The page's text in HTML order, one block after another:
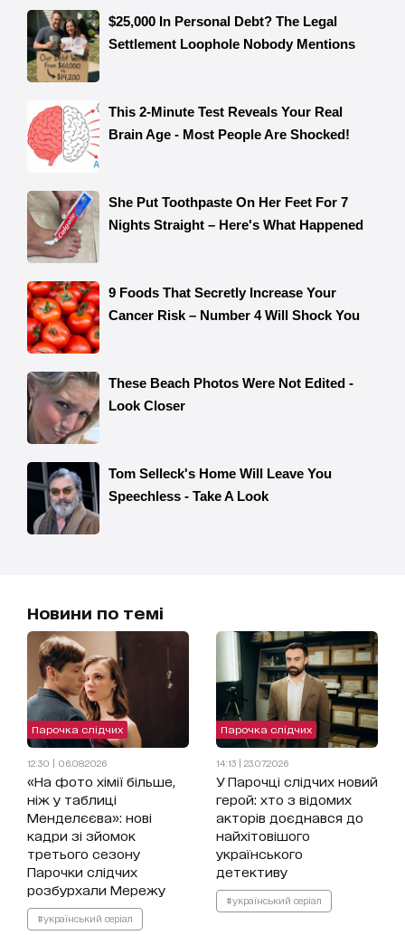
Новини по темі
Парочка слідчих
12:30 | 06.08.2026
«На фото хімії більше,
ніж у таблиці
Менделєєва»: нові
кадри зі зйомок
третього сезону
Парочки слідчих
розбурхали Мережу
#український серіал
Парочка слідчих
14:13 | 23.07.2026
У Парочці слідчих новий
герой: хто з відомих
акторів доєднався до
найхітовішого
українського
детективу
#український серіал